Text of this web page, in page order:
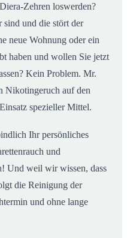
Zehren loswerden?
sind und die stört der
neue Wohnung oder ein
haben und wollen Sie jetzt
Kein Problem. Mr.
Nikotingeruch auf den
spezieller Mittel.
Ihr persönliches
und
Und weil wir wissen, dass
die Reinigung der
und ohne lange